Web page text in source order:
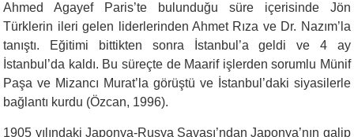
Ahmed Agayef Paris’te bulunduğu süre içerisinde Jön
Türklerin ileri gelen liderlerinden Ahmet Rıza ve Dr. Nazım’la
tanıştı. Eğitimi bittikten sonra İstanbul’a geldi ve 4 ay
İstanbul’da kaldı. Bu süreçte de Maarif işlerden sorumlu Münif
Paşa ve Mizancı Murat’la görüştü ve İstanbul’daki siyasilerle
bağlantı kurdu (Özcan, 1996).
1905 yılındaki Japonya-Rusya Savaşı’ndan Japonya’nın galip